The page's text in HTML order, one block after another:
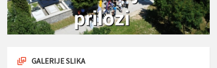
GALERIJE SLIKA